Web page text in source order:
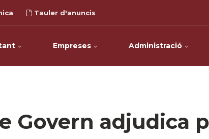
Tauler d'anuncis
Empreses Administració
Govern adjudica